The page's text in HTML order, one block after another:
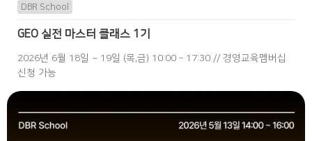
DBR School
GEO 실전 마스터 클래스 1기
2026년 6월 18일 ~ 19일 (목,금) 10:00 – 17:30 // 경영교육멤버십
신청 가능